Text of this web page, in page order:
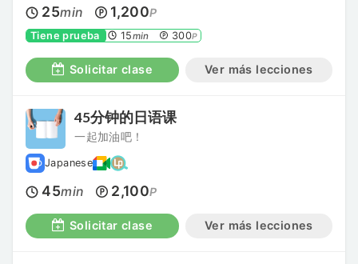
25min 1,200P
Tiene prueba 15min 300P
Solicitar clase Ver más lecciones
45分钟的日语课
一起加油吧！
Japanese
45min 2,100P
Solicitar clase Ver más lecciones